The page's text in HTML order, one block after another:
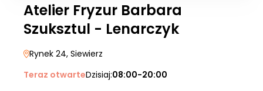
Atelier Fryzur Barbara
Szuksztul - Lenarczyk
Rynek 24, Siewierz
Teraz otwarteDzisiaj:08:00-20:00